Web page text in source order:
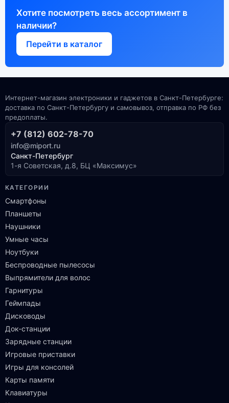
Хотите посмотреть весь ассортимент в
наличии?
Перейти в каталог
Интернет-магазин электроники и гаджетов в Санкт-Петербурге:
доставка по Санкт-Петербургу и самовывоз, отправка по РФ без
предоплаты.
+7 (812) 602-78-70
info@miport.ru
Санкт-Петербург
1-я Советская, д.8, БЦ «Максимус»
КАТЕГОРИИ
Смартфоны
Планшеты
Наушники
Умные часы
Ноутбуки
Беспроводные пылесосы
Выпрямители для волос
Гарнитуры
Геймпады
Дисководы
Док-станции
Зарядные станции
Игровые приставки
Игры для консолей
Карты памяти
Клавиатуры